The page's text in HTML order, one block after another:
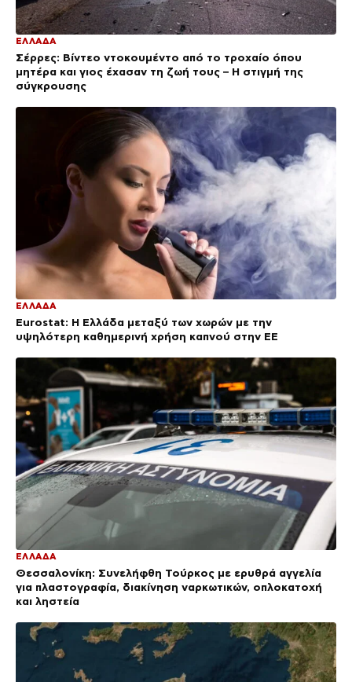
ΕΛΛΑΔΑ
Σέρρες: Βίντεο ντοκουμέντο από το τροχαίο όπου
μητέρα και γιος έχασαν τη ζωή τους – Η στιγμή της
σύγκρουσης
ΕΛΛΑΔΑ
Eurostat: Η Ελλάδα μεταξύ των χωρών με την
υψηλότερη καθημερινή χρήση καπνού στην ΕΕ
ΕΛΛΑΔΑ
Θεσσαλονίκη: Συνελήφθη Τούρκος με ερυθρά αγγελία
για πλαστογραφία, διακίνηση ναρκωτικών, οπλοκατοχή
και ληστεία